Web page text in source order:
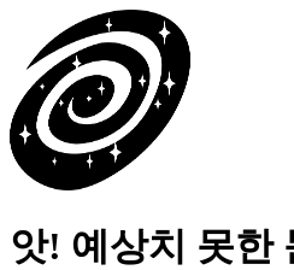
앗! 예상치 못한